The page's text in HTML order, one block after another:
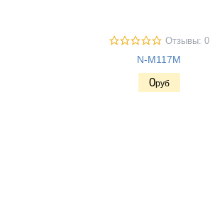
Отзывы: 0
N-M117M
0руб